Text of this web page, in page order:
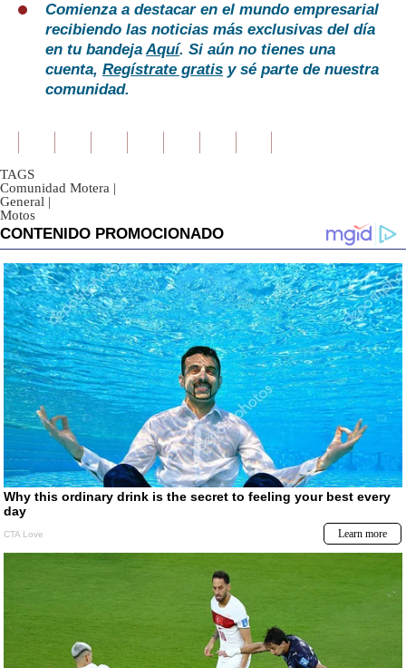
Comienza a destacar en el mundo empresarial
recibiendo las noticias más exclusivas del día
en tu bandejaAquí. Si aún no tienes una
cuenta, Regístrate gratis y sé parte de nuestra
comunidad.
TAGS
Comunidad Motera |
General |
Motos